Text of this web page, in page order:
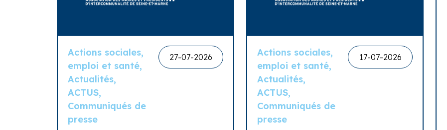
Actions sociales,
emploi et santé,
Actualités,
ACTUS,
Communiqués de
presse
27-07-2026
Actions sociales,
emploi et santé,
Actualités,
ACTUS,
Communiqués de
presse
17-07-2026